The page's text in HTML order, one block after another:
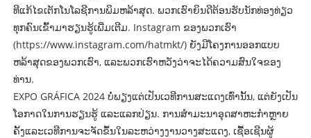
ທີ​ແກ້​ໄຂ​ເຕັກ​ໂນ​ໂລ​ຊີ​ການ​ພິມ​ຫລ້າ​ສຸດ. ພວກເຮົາຍິນດີຕ້ອນຮັບນັກທ່ອງທ່ຽວ
ທຸກຄົນເຂົ້າມາຮຽນຮູ້ເພີ່ມເຕີມ. Instagram ຂອງພວກເຮົາ
(https://www.instagram.com/hatmkt/) ຍັງມີໂຄງການອອກແບບ
ຫລ້າສຸດຂອງພວກເຮົາ, ແລະພວກເຮົາຫວັງວ່າຈະໄດ້ຄວາມສົນໃຈຂອງ
ທ່ານ.
EXPO GRÁFICA 2024 ບໍ່ພຽງແຕ່ເປັນເວທີການສະແດງເທົ່ານັ້ນ, ແຕ່ຍັງເປັນ
ໂອກາດໃນການຮຽນຮູ້ ແລະແລກປ່ຽນ. ການສໍາມະນາອຸດສາຫະກໍາຫຼາຍ
ຄັ້ງແລະເວທີການຈະຈັດຂຶ້ນໃນລະຫວ່າງງານວາງສະແດງ, ເຊື້ອເຊີນຜູ້